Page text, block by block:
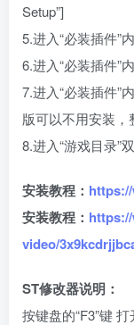
Setup”]
5.进入“必装插件”
6.进入“必装插件”
7.进入“必装插件”
版可以不用安装，
8.进入“游戏目录”
安装教程：
安装教程：
video/
ST修改器说明：
按键盘的“F3”键